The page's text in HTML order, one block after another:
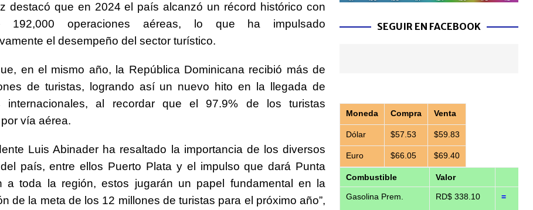
7,7 millones de visitantes hasta julio de 2026 NACIONALES
destacó que en 2024 el país alcanzó un récord histórico con
192,000 operaciones aéreas, lo que ha impulsado
el desempeño del sector turístico.
en el mismo año, la República Dominicana recibió más de
de turistas, logrando así un nuevo hito en la llegada de
internacionales, al recordar que el 97.9% de los turistas
vía aérea.
Luis Abinader ha resaltado la importancia de los diversos
país, entre ellos Puerto Plata y el impulso que dará Punta
a toda la región, estos jugarán un papel fundamental en la
de la meta de los 12 millones de turistas para el próximo año”,
SEGUIR EN FACEBOOK
Moneda Compra Venta
Dólar $57.53 $59.83
Euro $66.05 $69.40
Combustible Valor
Gasolina Prem. RD$ 338.10 =